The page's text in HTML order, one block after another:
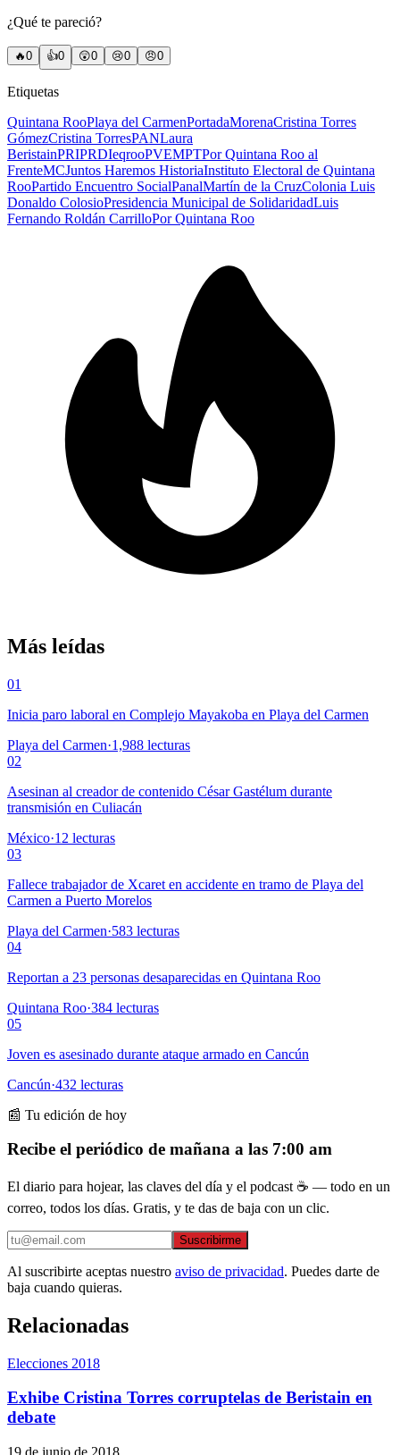
¿Qué te pareció?
🔥0 👍0 😲0 😢0 😠0
Etiquetas
Quintana RooPlaya del CarmenPortadaMorenaCristina Torres
GómezCristina TorresPANLaura
BeristainPRIPRDIeqrooPVEMPTPor Quintana Roo al
FrenteMCJuntos Haremos HistoriaInstituto Electoral de Quintana
RooPartido Encuentro SocialPanalMartín de la CruzColonia Luis
Donaldo ColosioPresidencia Municipal de SolidaridadLuis
Fernando Roldán CarrilloPor Quintana Roo
Más leídas
01
Inicia paro laboral en Complejo Mayakoba en Playa del Carmen
Playa del Carmen·1,988 lecturas
02
Asesinan al creador de contenido César Gastélum durante
transmisión en Culiacán
México·12 lecturas
03
Fallece trabajador de Xcaret en accidente en tramo de Playa del
Carmen a Puerto Morelos
Playa del Carmen·583 lecturas
04
Reportan a 23 personas desaparecidas en Quintana Roo
Quintana Roo·384 lecturas
05
Joven es asesinado durante ataque armado en Cancún
Cancún·432 lecturas
📰 Tu edición de hoy
Recibe el periódico de mañana a las 7:00 am
El diario para hojear, las claves del día y el podcast ☕ — todo en un
correo, todos los días. Gratis, y te das de baja con un clic.
Suscribirme
Al suscribirte aceptas nuestro aviso de privacidad. Puedes darte de
baja cuando quieras.
Relacionadas
Elecciones 2018
Exhibe Cristina Torres corruptelas de Beristain en
debate